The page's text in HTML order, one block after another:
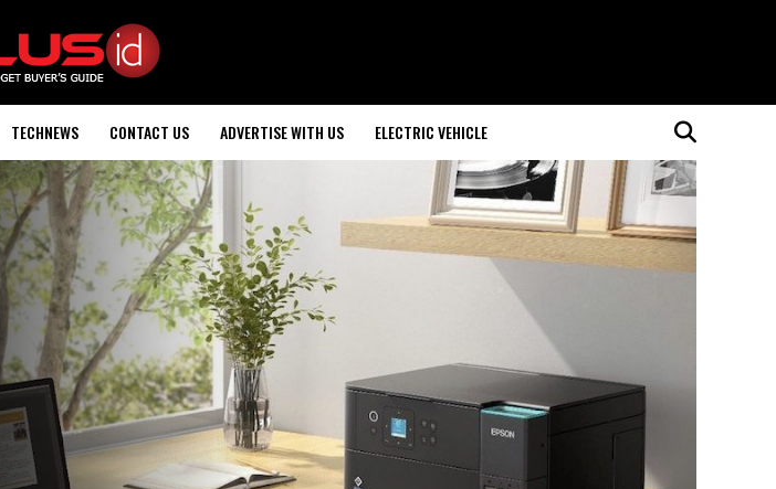
TECHNEWS CONTACT US ADVERTISE WITH US ELECTRIC VEHICLE